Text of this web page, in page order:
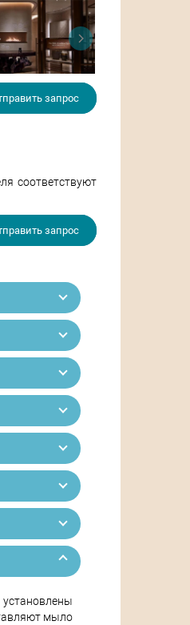
запрос
соответствуют
запрос
мыло